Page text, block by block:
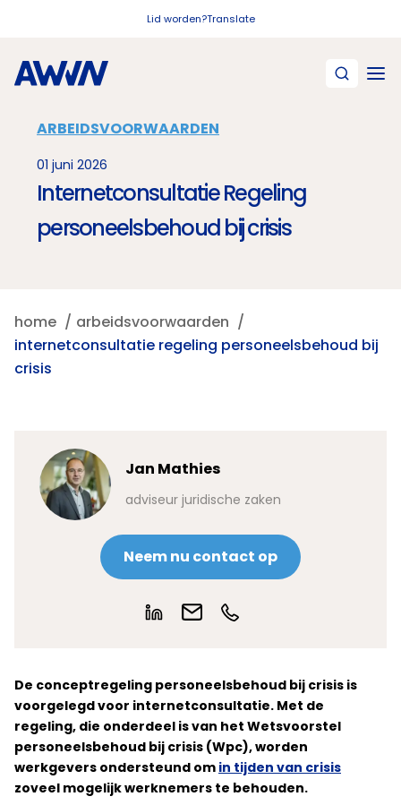
Lid worden?Translate
ARBEIDSVOORWAARDEN
01 juni 2026
Internetconsultatie Regeling
personeelsbehoud bij crisis
home
arbeidsvoorwaarden
internetconsultatie regeling personeelsbehoud bij
crisis
Jan Mathies
adviseur juridische zaken
Neem nu contact op
De conceptregeling personeelsbehoud bij crisis is
voorgelegd voor internetconsultatie. Met de
regeling, die onderdeel is van het Wetsvoorstel
personeelsbehoud bij crisis (Wpc), worden
werkgevers ondersteund om in tijden van crisis
zoveel mogelijk werknemers te behouden.